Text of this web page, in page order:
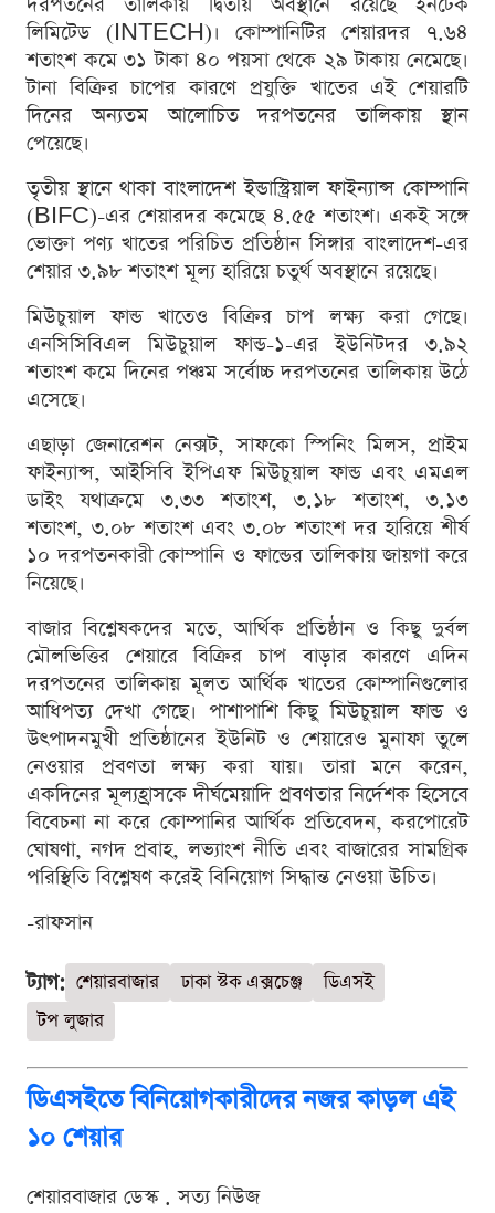
লিমিটেড (INTECH)। কোম্পানিটির শেয়ারদর ৭.৬৪
শতাংশ কমে ৩১ টাকা ৪০ পয়সা থেকে ২৯ টাকায় নেমেছে।
টানা বিক্রির চাপের কারণে প্রযুক্তি খাতের এই শেয়ারটি
দিনের অন্যতম আলোচিত দরপতনের তালিকায় স্থান
পেয়েছে।
তৃতীয় স্থানে থাকা বাংলাদেশ ইন্ডাস্ট্রিয়াল ফাইন্যান্স কোম্পানি
(BIFC)-এর শেয়ারদর কমেছে ৪.৫৫ শতাংশ। একই সঙ্গে
ভোক্তা পণ্য খাতের পরিচিত প্রতিষ্ঠান সিঙ্গার বাংলাদেশ-এর
শেয়ার ৩.৯৮ শতাংশ মূল্য হারিয়ে চতুর্থ অবস্থানে রয়েছে।
মিউচুয়াল ফান্ড খাতেও বিক্রির চাপ লক্ষ্য করা গেছে।
এনসিসিবিএল মিউচুয়াল ফান্ড-১-এর ইউনিটদর ৩.৯২
শতাংশ কমে দিনের পঞ্চম সর্বোচ্চ দরপতনের তালিকায় উঠে
এসেছে।
এছাড়া জেনারেশন নেক্সট, সাফকো স্পিনিং মিলস, প্রাইম
ফাইন্যান্স, আইসিবি ইপিএফ মিউচুয়াল ফান্ড এবং এমএল
ডাইং যথাক্রমে ৩.৩৩ শতাংশ, ৩.১৮ শতাংশ, ৩.১৩
শতাংশ, ৩.০৮ শতাংশ এবং ৩.০৮ শতাংশ দর হারিয়ে শীর্ষ
১০ দরপতনকারী কোম্পানি ও ফান্ডের তালিকায় জায়গা করে
নিয়েছে।
বাজার বিশ্লেষকদের মতে, আর্থিক প্রতিষ্ঠান ও কিছু দুর্বল
মৌলভিত্তির শেয়ারে বিক্রির চাপ বাড়ার কারণে এদিন
দরপতনের তালিকায় মূলত আর্থিক খাতের কোম্পানিগুলোর
আধিপত্য দেখা গেছে। পাশাপাশি কিছু মিউচুয়াল ফান্ড ও
উৎপাদনমুখী প্রতিষ্ঠানের ইউনিট ও শেয়ারেও মুনাফা তুলে
নেওয়ার প্রবণতা লক্ষ্য করা যায়। তারা মনে করেন,
একদিনের মূল্যহ্রাসকে দীর্ঘমেয়াদি প্রবণতার নির্দেশক হিসেবে
বিবেচনা না করে কোম্পানির আর্থিক প্রতিবেদন, করপোরেট
ঘোষণা, নগদ প্রবাহ, লভ্যাংশ নীতি এবং বাজারের সামগ্রিক
পরিস্থিতি বিশ্লেষণ করেই বিনিয়োগ সিদ্ধান্ত নেওয়া উচিত।
-রাফসান
ট্যাগ: শেয়ারবাজার ঢাকা স্টক এক্সচেঞ্জ
ডিএসই
টপ লুজার
ডিএসইতে বিনিয়োগকারীদের নজর কাড়ল এই
১০ শেয়ার
শেয়ারবাজার ডেস্ক . সত্য নিউজ